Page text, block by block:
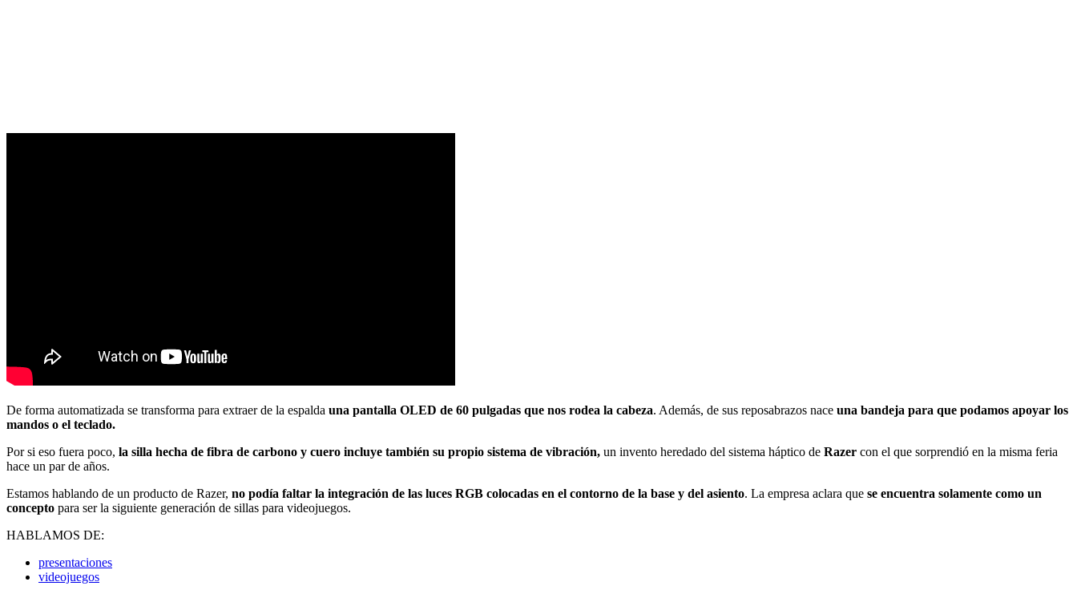
De forma automatizada se transforma para extraer de la espalda una pantalla OLED de 60 pulgadas que nos rodea la cabeza. Además, de sus reposabrazos nace una bandeja para que podamos apoyar los
mandos o el teclado.
Por si eso fuera poco, la silla hecha de fibra de carbono y cuero incluye también su propio sistema de vibración, un invento heredado del sistema háptico de Razer con el que sorprendió en la misma feria
hace un par de años.
Estamos hablando de un producto de Razer, no podía faltar la integración de las luces RGB colocadas en el contorno de la base y del asiento. La empresa aclara que se encuentra solamente como un
concepto para ser la siguiente generación de sillas para videojuegos.
HABLAMOS DE:
presentaciones
videojuegos